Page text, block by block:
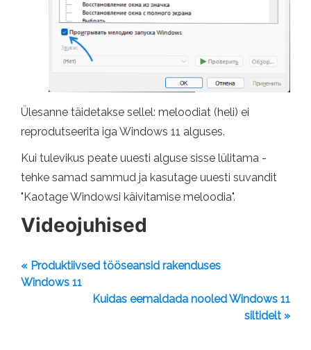
Ülesanne täidetakse sellel: meloodiat (heli) ei
reprodutseerita iga Windows 11 alguses.
Kui tulevikus peate uuesti alguse sisse lülitama -
tehke samad sammud ja kasutage uuesti suvandit
"Kaotage Windowsi käivitamise meloodia".
Videojuhised
« Produktiivsed tööseansid rakenduses
Windows 11
Kuidas eemaldada nooled Windows 11
siltidelt »